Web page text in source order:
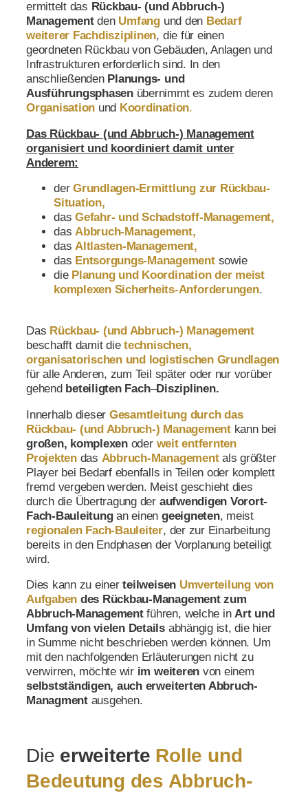
ermittelt das Rückbau- (und Abbruch-)
Managementden Umfang und den Bedarf
weiterer Fachdisziplinen, die für einen
geordneten Rückbau von Gebäuden, Anlagen und
Infrastrukturen erforderlich sind. In den
anschließenden Planungs- und
Ausführungsphasenübernimmt es zudem deren
Organisation und Koordination.
Das Rückbau- (und Abbruch-) Management
organisiert und koordiniert damit unter
Anderem:
derGrundlagen-Ermittlung zur Rückbau-
Situation,
dasGefahr- und Schadstoff-Management,
dasAbbruch-Management,
dasAltlasten-Management,
das Entsorgungs-Managementsowie
die Planung und Koordination der meist
komplexen Sicherheits-Anforderungen.
Das Rückbau- (und Abbruch-) Management
beschafft damit dietechnischen,
organisatorischen und logistischen Grundlagen
für alle Anderen, zum Teil später oder nur vorüber
gehend beteiligten Fach–Disziplinen.
Innerhalb dieser Gesamtleitung durch das
Rückbau- (und Abbruch-) Managementkann bei
großen, komplexen oder weit entfernten
Projektendas Abbruch-Managementals größter
Player bei Bedarf ebenfalls in Teilen oder komplett
fremd vergeben werden. Meist geschieht dies
durch die Übertragung der aufwendigen Vorort-
Fach-Bauleitungan einengeeigneten, meist
regionalen Fach-Bauleiter, der zur Einarbeitung
bereits in den Endphasen der Vorplanung beteiligt
wird.
Dies kann zu einerteilweisen Umverteilung von
Aufgaben des Rückbau-Management zum
Abbruch-Managementführen, welche inArt und
Umfang von vielen Details abhängig ist, die hier
in Summe nicht beschrieben werden können. Um
mit den nachfolgenden Erläuterungen nicht zu
verwirren, möchte wir im weiteren von einem
selbstständigen, auch erweiterten Abbruch-
Managmentausgehen.
Die erweiterte Rolle und
Bedeutung des Abbruch-